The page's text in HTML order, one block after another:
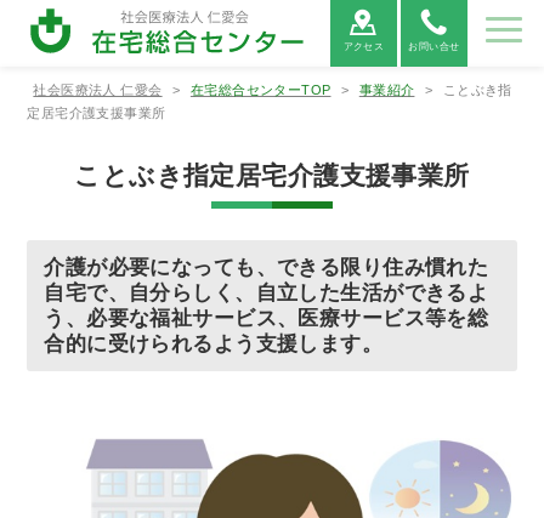
アクセス お問い合せ
センターのご
案内
センターのご案内
利と義務に関
する憲章
事業紹介
施設アルカデ
ィア（入所）
ーションアルカ
ディア（デイケ
ア）
看護ステーシ
ョン
ヘルパーステ
訪問リハビリ
ことぶき指定
浦添市地域包
括支援センタ
ーみなとん
浦添市地域包
括支援センタ
社会医療法人 仁愛会 > 在宅総合センターTOP > 事業紹介 >
ことぶき指
定居宅介護支援事業所
ことぶき指定居宅介護支援事業所
介護が必要になっても、できる限り住み慣れた
自宅で、自分らしく、自立した生活ができるよ
う、必要な福祉サービス、医療サービス等を総
合的に受けられるよう支援します。